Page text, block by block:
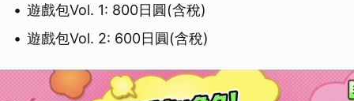
遊戲包Vol. 1: 800日圓(含稅)
遊戲包Vol. 2: 600日圓(含稅)